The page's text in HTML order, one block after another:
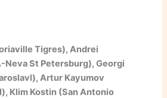
Tigres), Andrei
Neva St Petersburg), Georgi
Artur Kayumov
Klim Kostin (San Antonio